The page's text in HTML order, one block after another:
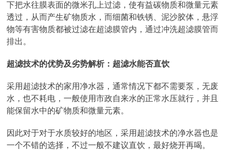
下把水往膜表面的微米孔上过滤，使有益碳物质和微量元素
透过，从而产生矿物质水，而细菌和铁锈、泥沙胶体，悬浮
物等有害物质都被过滤在超滤膜管内，通过冲洗超滤膜管而
排出。
超滤技术的优势及劣势解析：超滤水能否直饮
采用超滤技术的家用净水器，通常情况下都不需要泵，无废
水，也不耗电，一般使用市政自来水的正常水压就行，并且
能保留水中的矿物质和微量元素。
因此对于对于水质较好的地区，采用超滤技术的净水器也是
一个不错的选择，不过一般不建议直饮，最好烧开再喝。